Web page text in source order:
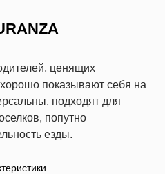
ценящих
показывают себя на
подходят для
попутно
езды.